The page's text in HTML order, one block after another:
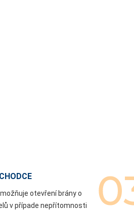
otevření brány o
v případe nepřítomnosti